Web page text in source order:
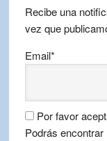
Recibe una
vez que
Email*
Por favor
Podrás